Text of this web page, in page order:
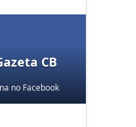
CB
no Facebook